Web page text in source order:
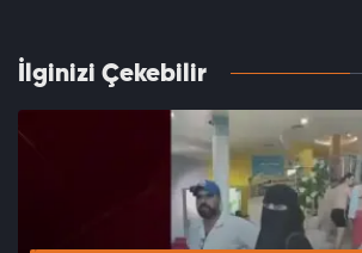
İlginizi Çekebilir